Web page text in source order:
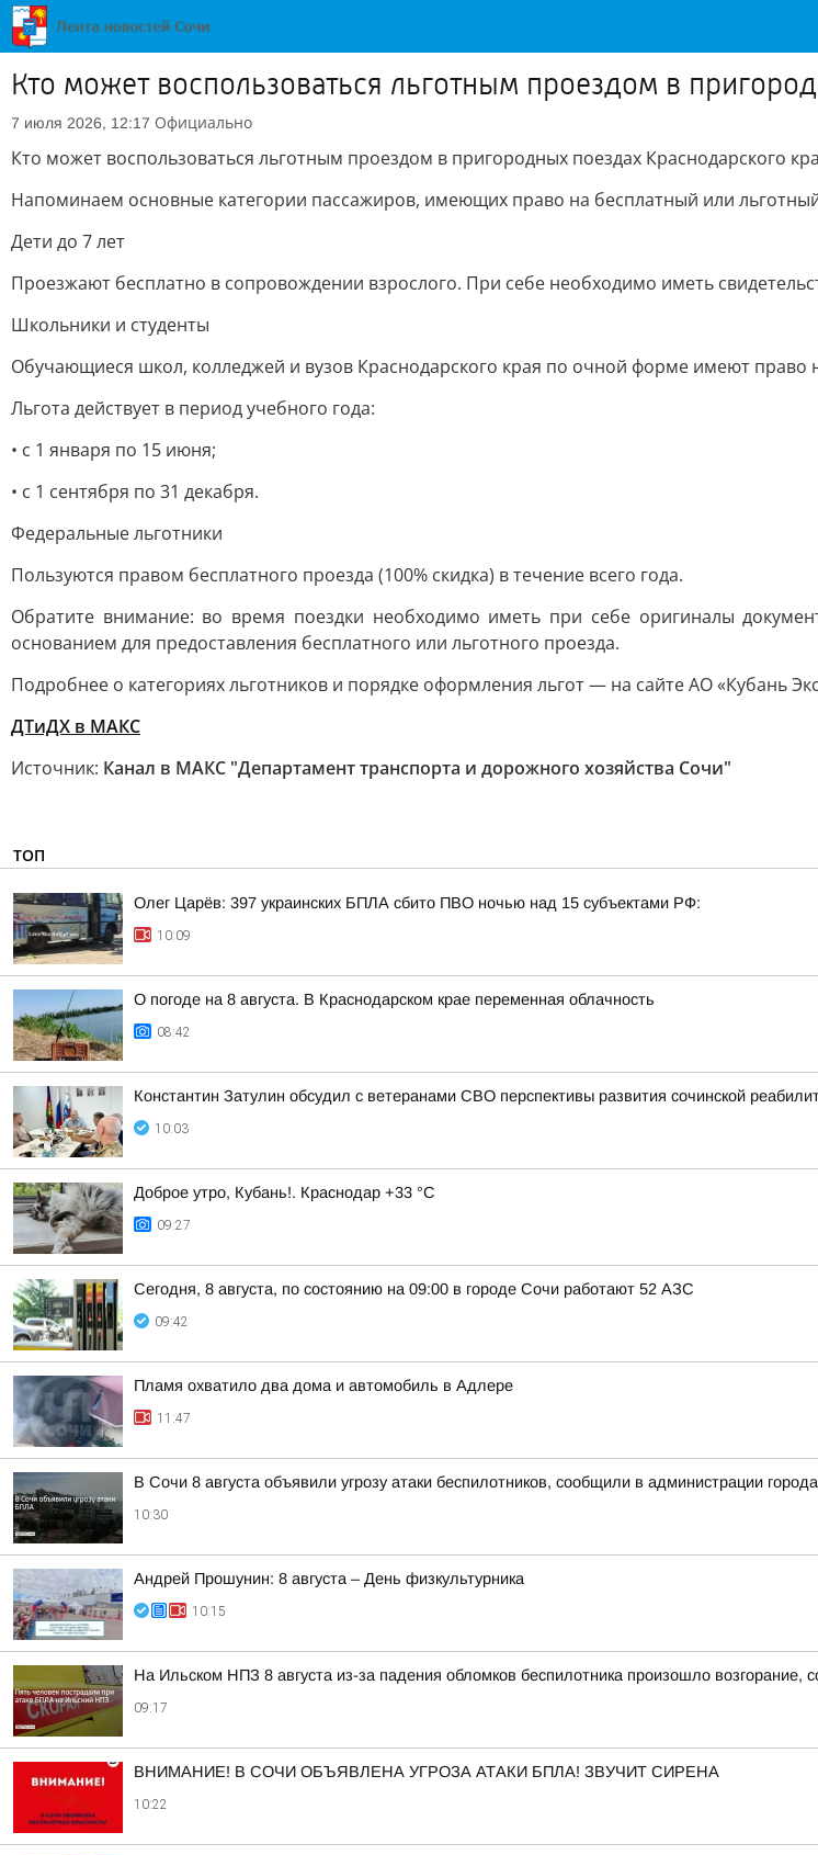
Кто может воспользоваться льготным проездом в
7 июля 2026, 12:17 Официально
Кто может воспользоваться льготным проездом в пригородных поездах Краснодарского
Напоминаем основные категории пассажиров, имеющих право на бесплатный или
Дети до 7 лет
Проезжают бесплатно в сопровождении взрослого. При себе необходимо иметь
Школьники и студенты
Обучающиеся школ, колледжей и вузов Краснодарского края по очной форме имеют право
Льгота действует в период учебного года:
• с 1 января по 15 июня;
• с 1 сентября по 31 декабря.
Федеральные льготники
Пользуются правом бесплатного проезда (100% скидка) в течение всего года.
Обратите внимание: во время поездки необходимо иметь при себе оригиналы
основанием для предоставления бесплатного или льготного проезда.
Подробнее о категориях льготников и порядке оформления льгот — на сайте АО «Кубань
ДТиДХ в МАКС
Источник: Канал в МАКС "Департамент транспорта и дорожного хозяйства Сочи"
ТОП
Олег Царёв: 397 украинских БПЛА сбито ПВО ночью над 15 субъектами РФ:
10:09
О погоде на 8 августа. В Краснодарском крае переменная облачность
08:42
Константин Затулин обсудил с ветеранами СВО перспективы развития сочинской
10:03
Доброе утро, Кубань!. Краснодар +33 °С
09:27
Сегодня, 8 августа, по состоянию на 09:00 в городе Сочи работают 52 АЗС
09:42
Пламя охватило два дома и автомобиль в Адлере
11:47
В Сочи 8 августа объявили угрозу атаки беспилотников, сообщили в администрации города
10:30
Андрей Прошунин: 8 августа – День физкультурника
10:15
На Ильском НПЗ 8 августа из-за падения обломков беспилотника произошло возгорание,
09:17
ВНИМАНИЕ! В СОЧИ ОБЪЯВЛЕНА УГРОЗА АТАКИ БПЛА! ЗВУЧИТ СИРЕНА
10:22